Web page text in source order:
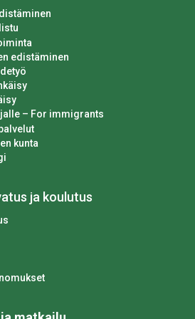
edistäminen
– For immigrants
kunta
ja koulutus